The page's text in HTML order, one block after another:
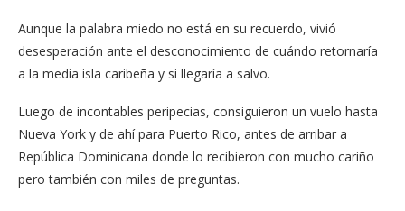
Aunque la palabra miedo no está en su recuerdo, vivió
desesperación ante el desconocimiento de cuándo retornaría
a la media isla caribeña y si llegaría a salvo.
Luego de incontables peripecias, consiguieron un vuelo hasta
Nueva York y de ahí para Puerto Rico, antes de arribar a
República Dominicana donde lo recibieron con mucho cariño
pero también con miles de preguntas.